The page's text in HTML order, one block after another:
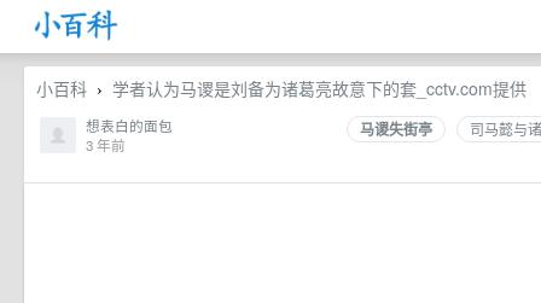
小百科 › 学者认为马谡是刘备为诸葛亮故意下的套_cctv.com提供
马谡失街亭 司马懿与
想表白的面包
3 年前